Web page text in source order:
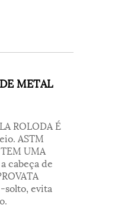
METAL
ROLODA É
ASTM
UMA
cabeça de
solto, evita